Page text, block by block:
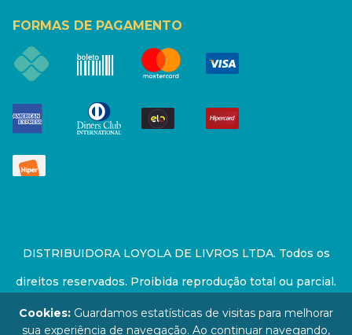
FORMAS DE PAGAMENTO
DISTRIBUIDORA LOYOLA DE LIVROS LTDA. Todos os
direitos reservados. Proibida reprodução total ou parcial.
Preços e estoque sujeito a alterações sem aviso prévio.
Cookies: Guardamos estatísticas de visitas para melhorar
sua experiência de navegação. Ao continuar navegando,